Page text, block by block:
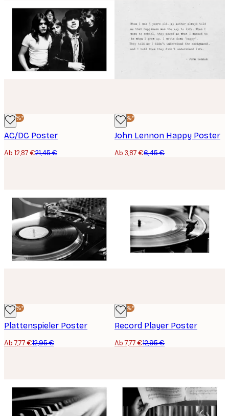
-40%*
AC/DC Poster
Ab 12,87 €21,45 €
-40%*
John Lennon Happy Poster
Ab 3,87 €6,45 €
-40%*
Plattenspieler Poster
Ab 7,77 €12,95 €
-40%*
Record Player Poster
Ab 7,77 €12,95 €